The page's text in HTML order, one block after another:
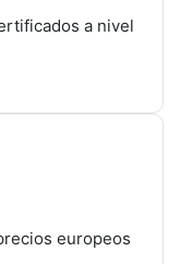
a nivel
europeos